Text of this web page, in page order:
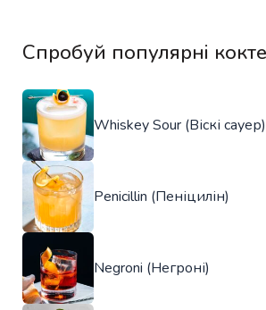
Спробуй популярні
Whiskey Sour (Віскі сауер)
Penicillin (Пеніцилін)
Negroni (Негроні)